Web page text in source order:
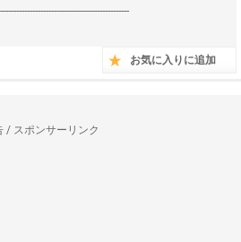
お気に入りに追加
/ スポンサーリンク